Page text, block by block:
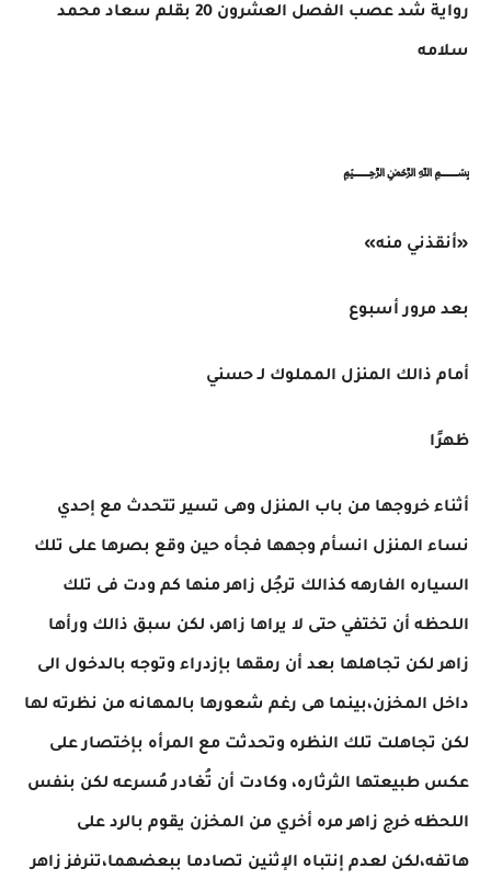
رواية شد عصب الفصل العشرون 20 بقلم سعاد محمد
سلامه
﷽
«أنقذني منه»
بعد مرور أسبوع
أمام ذالك المنزل المملوك لـ حسني
ظهرًا
أثناء خروجها من باب المنزل وهى تسير تتحدث مع إحدي
نساء المنزل انسأم وجهها فجأه حين وقع بصرها على تلك
السياره الفارهه كذالك ترجُل زاهر منها كم ودت فى تلك
اللحظه أن تختفي حتى لا يراها زاهر، لكن سبق ذالك ورأها
زاهر لكن تجاهلها بعد أن رمقها بإزدراء وتوجه بالدخول الى
داخل المخزن،بينما هى رغم شعورها بالمهانه من نظرته لها
لكن تجاهلت تلك النظره وتحدثت مع المرأه بإختصار على
عكس طبيعتها الثرثاره، وكادت أن تُغادر مُسرعه لكن بنفس
اللحظه خرج زاهر مره أخري من المخزن يقوم بالرد على
هاتفه،لكن لعدم إنتباه الإثنين تصادما ببعضهما،تنرفز زاهر